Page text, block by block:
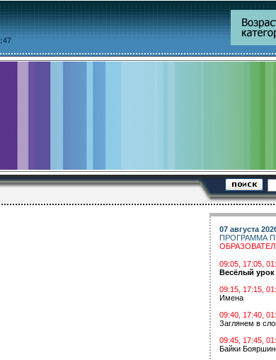
07 августа
ПРОГРАММА
09:05, 17:05,
Весёлый урок
09:15, 17:15,
Имена
09:40, 17:40,
Заглянем в
09:45, 17:45,
Байки